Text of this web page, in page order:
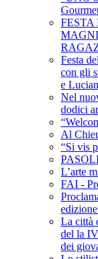
Festa
con gli
e
Nel
dodici
Al
“Si vis
L’arte
FAI -
La città
del la
dei